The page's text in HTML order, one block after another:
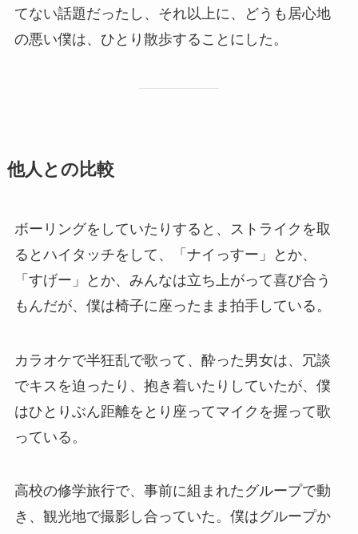
てない話題だったし、それ以上に、どうも居心地
の悪い僕は、ひとり散歩することにした。
他人との比較
ボーリングをしていたりすると、ストライクを取
るとハイタッチをして、「ナイっすー」とか、
「すげー」とか、みんなは立ち上がって喜び合う
もんだが、僕は椅子に座ったまま拍手している。
カラオケで半狂乱で歌って、酔った男女は、冗談
でキスを迫ったり、抱き着いたりしていたが、僕
はひとりぶん距離をとり座ってマイクを握って歌
っている。
高校の修学旅行で、事前に組まれたグループで動
き、観光地で撮影し合っていた。僕はグループか